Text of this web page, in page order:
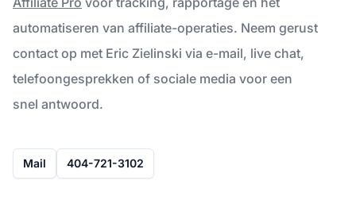
automatiseren van affiliate-operaties. Neem gerust
contact op met Eric Zielinski via e-mail, live chat,
telefoongesprekken of sociale media voor een
snel antwoord.
Mail 404-721-3102